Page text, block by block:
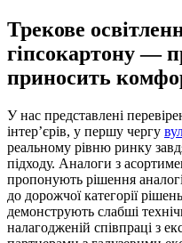
Трекове
гіпсокартону —
приносить
У нас представлені
інтер’єрів, у першу чергу
реальному рівню ринку
підходу. Аналоги з
пропонують рішення
до дорожчої категорії
демонструють слабші
налагодженій співпраці з